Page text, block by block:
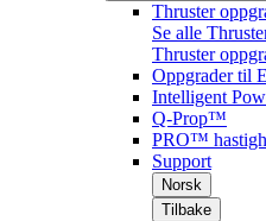
Thruster
Se alle
Thruster
Oppgrader til
Intelligent
Q-Prop™
PRO™
Support
Norsk
Tilbake